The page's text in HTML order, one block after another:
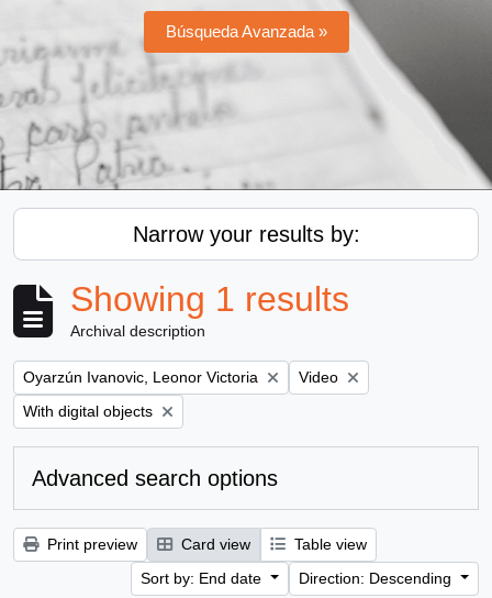
Búsqueda Avanzada »
Narrow your results by:
Showing 1 results
Archival description
Remove filter:
Oyarzún Ivanovic, Leonor Victoria Remove filter:
Video
Remove filter:
With digital objects
Advanced search options
Print preview Card view
Table view
Sort by: End date
Direction: Descending